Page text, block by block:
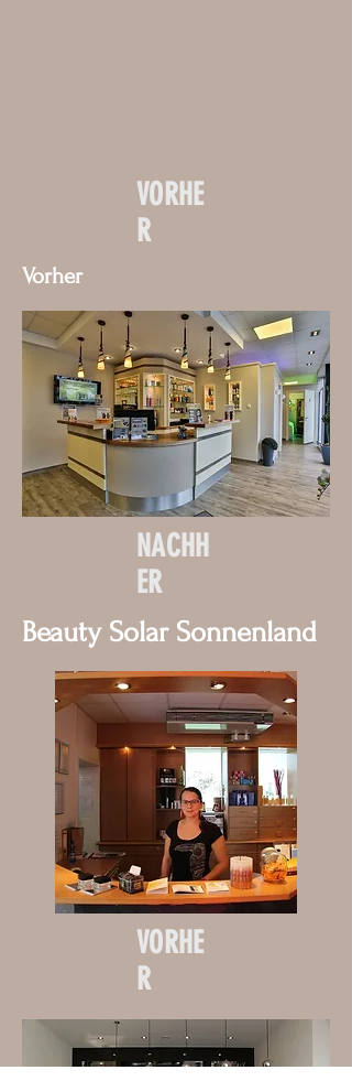
VORHE
R
Vorher
NACHH
ER
Beauty Solar Sonnenland
VORHE
R